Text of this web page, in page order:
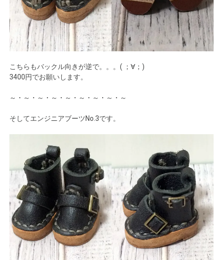
こちらもバックル向きが逆で。。。( ；∀；)
3400円でお願いします。
～・～・～・～・～・～・～・～・～
そしてエンジニアブーツNo.3です。